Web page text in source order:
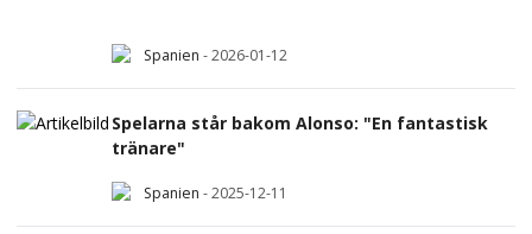
Spanien -2026-01-12
Spelarna står bakom Alonso: "En fantastisk
tränare"
Spanien -2025-12-11